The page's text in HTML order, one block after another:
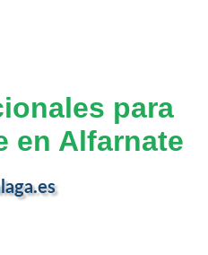
para
en Alfarnate